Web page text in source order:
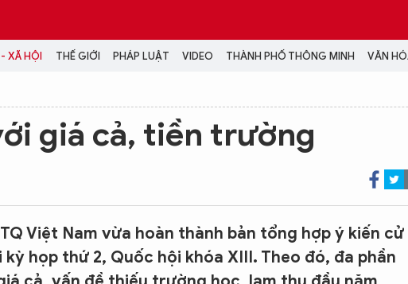
XÃ HỘI THẾ GIỚI PHÁP LUẬT VIDEO THÀNH PHỐ THÔNG MINH VĂN
CHÍNH TRỊ - XÃ HỘI
VĂN HÓA - GIẢI TRÍ
SỐNG Ở HÀ NỘI
MULTIMEDIA
Podcast
VIDEO
LONGFORM
INFOGRAPHIC
LỊCH VẠN SỰ
giá cả, tiền trường
Việt Nam vừa hoàn thành bản tổng hợp ý kiến cử
họp thứ 2, Quốc hội khóa XIII. Theo đó, đa phần